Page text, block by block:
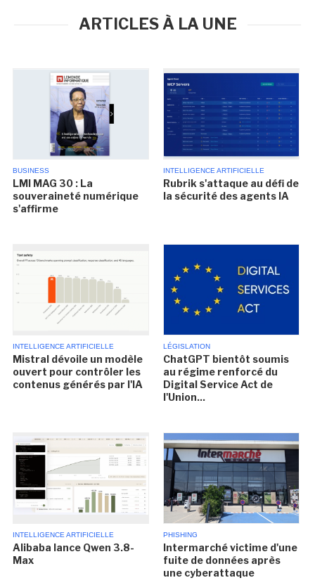
ARTICLES À LA UNE
BUSINESS
LMI MAG 30 : La
souveraineté numérique
s'affirme
INTELLIGENCE ARTIFICIELLE
Rubrik s'attaque au défi de
la sécurité des agents IA
INTELLIGENCE ARTIFICIELLE
Mistral dévoile un modèle
ouvert pour contrôler les
contenus générés par l'IA
LÉGISLATION
ChatGPT bientôt soumis
au régime renforcé du
Digital Service Act de
l'Union...
INTELLIGENCE ARTIFICIELLE
Alibaba lance Qwen 3.8-
Max
PHISHING
Intermarché victime d'une
fuite de données après
une cyberattaque